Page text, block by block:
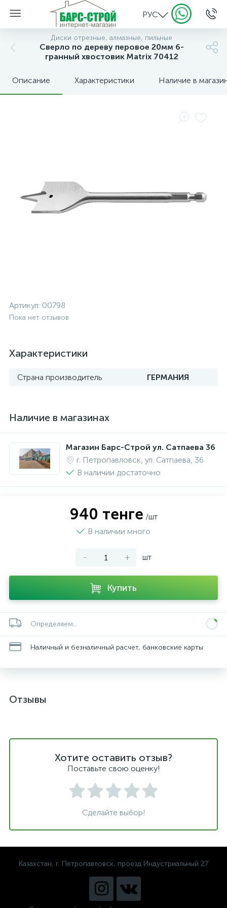
РУС
Диски отрезные, алмазные, пильные
Сверло по дереву перовое 20мм 6-
гранный хвостовик Matrix 70412
Описание Характеристики Наличие в
Артикул: 00798
Пока нет отзывов
Характеристики
Страна производитель ГЕРМАНИЯ
Наличие в магазинах
Магазин Барс-Строй ул. Сатпаева 36
г. Петропавловск, ул. Сатпаева, 36
В наличии достаточно
940 тенге /шт
В наличии много
- + шт
Купить
Определяем...
Наличный и безналичный расчет, банковские карты
Отзывы
Хотите оставить отзыв?
Поставьте свою оценку!
Сделайте выбор!
Казахстан, г. Петропавловск, проезд Индустриальный 27